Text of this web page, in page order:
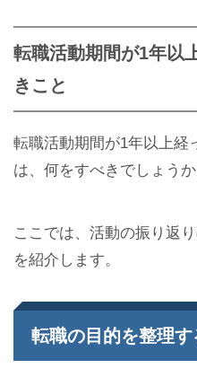
転職活動期間が1年以
きこと
転職活動期間が1年以上経
は、何をすべきでしょうか
ここでは、活動の振り返
を紹介します。
転職の目的を整理す